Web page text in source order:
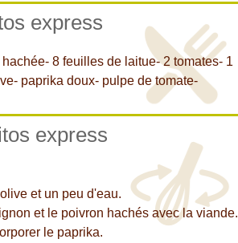
express
8 feuilles de laitue- 2 tomates- 1
paprika doux- pulpe de tomate-
express
et un peu d'eau.
et le poivron hachés avec la viande.
le paprika.